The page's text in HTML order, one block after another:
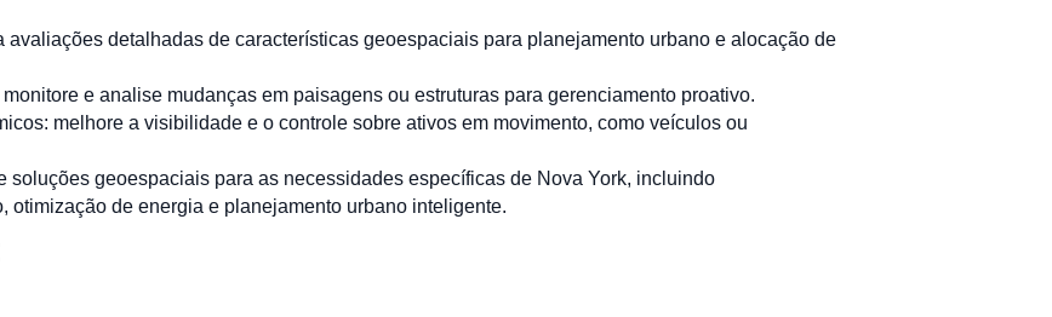
detalhadas de características geoespaciais para planejamento urbano e alocação de
e analise mudanças em paisagens ou estruturas para gerenciamento proativo.
melhore a visibilidade e o controle sobre ativos em movimento, como veículos ou
soluções geoespaciais para as necessidades específicas de Nova York, incluindo
otimização de energia e planejamento urbano inteligente.